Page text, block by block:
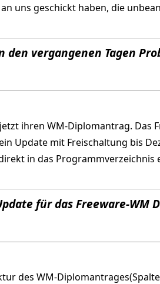
an uns geschickt haben, die
vergangenen Tagen
ihren WM-Diplomantrag.
Update mit Freischaltung bis
in das
für das Freeware-WM
des WM-